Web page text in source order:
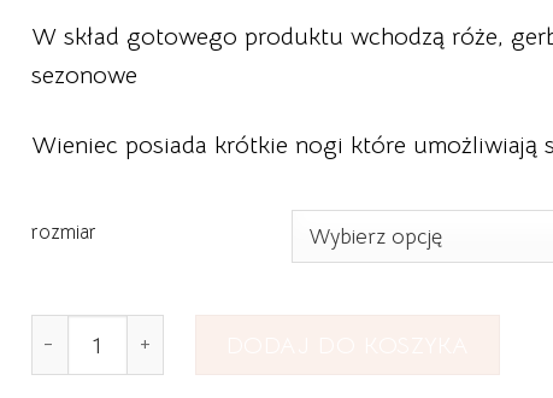
W skład gotowego produktu wchodzą róże,
sezonowe
Wieniec posiada krótkie nogi które umożliwiają
rozmiar
ilość Wieniec Pogrzebowy Serce nr 20